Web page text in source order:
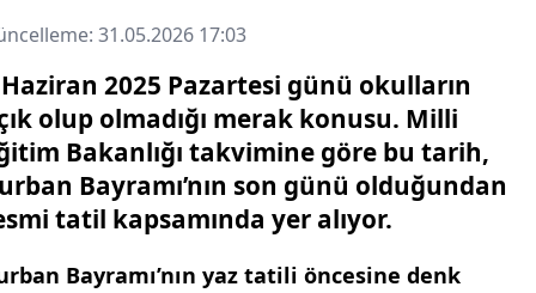
31.05.2026 17:03
2025 Pazartesi günü okulların
olup olmadığı merak konusu. Milli
Bakanlığı takvimine göre bu tarih,
Bayramı’nın son günü olduğundan
tatil kapsamında yer alıyor.
Bayramı’nın yaz tatili öncesine denk